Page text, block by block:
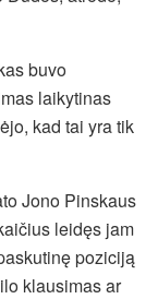
buvo
laikytinas
kad tai yra tik
Jono Pinskaus
leidęs jam
poziciją
klausimas ar